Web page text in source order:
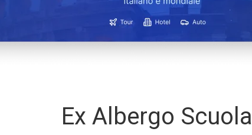
Ex Albergo Scuola